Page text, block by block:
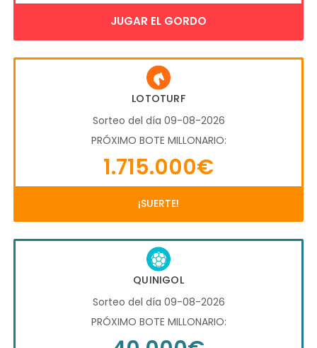
JUGAR EL GORDO
LOTOTURF
Sorteo del día 09-08-2026
PRÓXIMO BOTE MILLONARIO:
1.715.000€
¡SUERTE!
QUINIGOL
Sorteo del día 09-08-2026
PRÓXIMO BOTE MILLONARIO: